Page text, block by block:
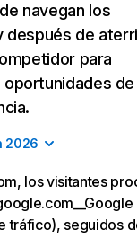
navegan los
después de
para
de
2026
los visitantes
tráfico), seguidos